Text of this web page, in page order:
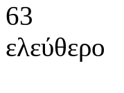
63
ελεύθερο